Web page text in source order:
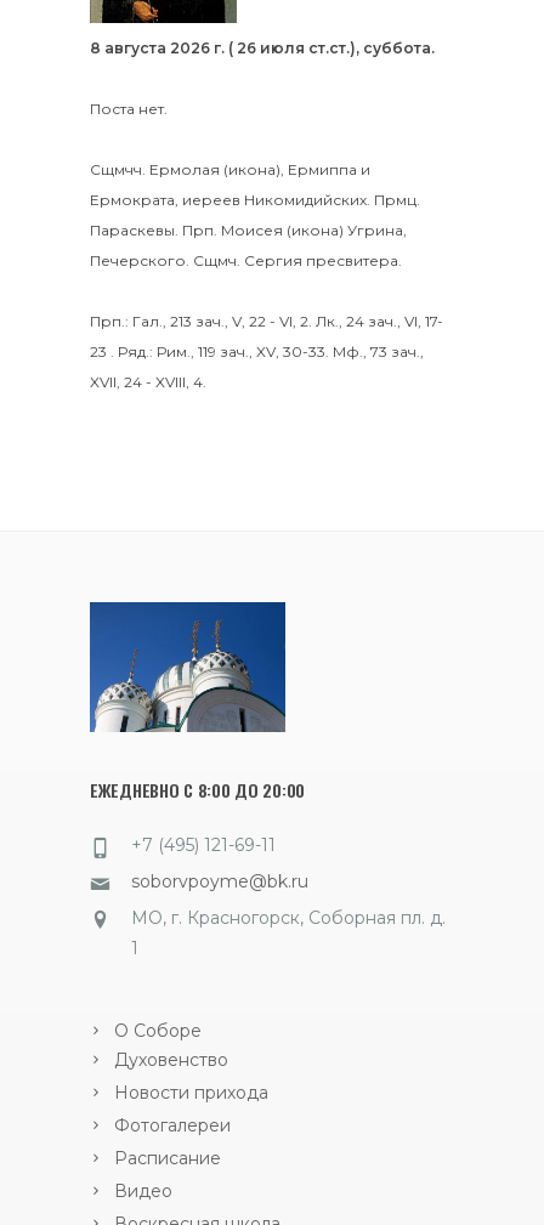
8 августа 2026 г. ( 26 июля ст.ст.), суббота.
Поста нет.
Сщмчч. Ермолая (икона), Ермиппа и
Ермократа , иереев Никомидийских. Прмц.
Параскевы . Прп. Моисея (икона) Угрина,
Печерского. Сщмч. Сергия пресвитера.
Прп.: Гал., 213 зач., V, 22 - VI, 2. Лк., 24 зач., VI, 17-
23
. Ряд.: Рим., 119 зач., XV, 30-33. Мф., 73 зач.,
XVII, 24 - XVIII, 4.
ЕЖЕДНЕВНО С 8:00 ДО 20:00
+7 (495) 121-69-11
soborvpoyme@bk.ru
МО, г. Красногорск, Соборная пл. д.
1
О Соборе
Духовенство
Новости прихода
Фотогалереи
Расписание
Видео